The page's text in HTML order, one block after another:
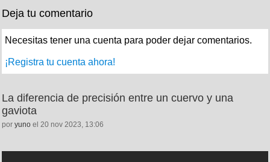
Deja tu comentario
Necesitas tener una cuenta para poder dejar comentarios.
¡Registra tu cuenta ahora!
La diferencia de precisión entre un cuervo y una
gaviota
por yuno el 20 nov 2023, 13:06